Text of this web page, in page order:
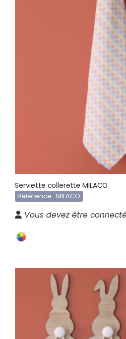
Serviette collerette MILACO
Référence : MILACO
Vous devez être